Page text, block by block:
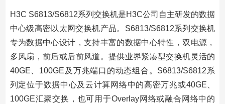
H3C S6813/S6812系列交换机是H3C公司自主研发的数据
中心级高密以太网交换机产品。S6813/S6812系列交换机
专为数据中心设计，支持丰富的数据中心特性，双电源，
多风扇，前后或后前风道。提供业界紧凑型交换机灵活的
40GE、100GE及万兆端口的动态组合。S6813/S6812系
列定位于数据中心及云计算网络中的高密万兆或40GE、
100GE汇聚交换，也可用于Overlay网络或融合网络中的